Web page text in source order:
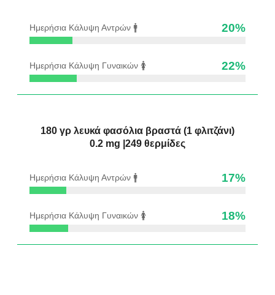
Ημερήσια Κάλυψη Αντρών 🚹 20%
Ημερήσια Κάλυψη Γυναικών 🚺 22%
180 γρ λευκά φασόλια βραστά (1 φλιτζάνι)
0.2 mg |249 θερμίδες
Ημερήσια Κάλυψη Αντρών 🚹 17%
Ημερήσια Κάλυψη Γυναικών 🚺 18%